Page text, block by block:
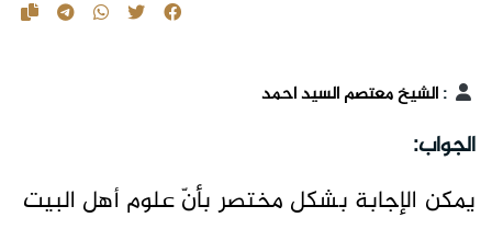
:الشيخ معتصم السيد احمد
الجواب:
يمكن الإجابة بشكل مختصر بأنّ علوم أهل البيت